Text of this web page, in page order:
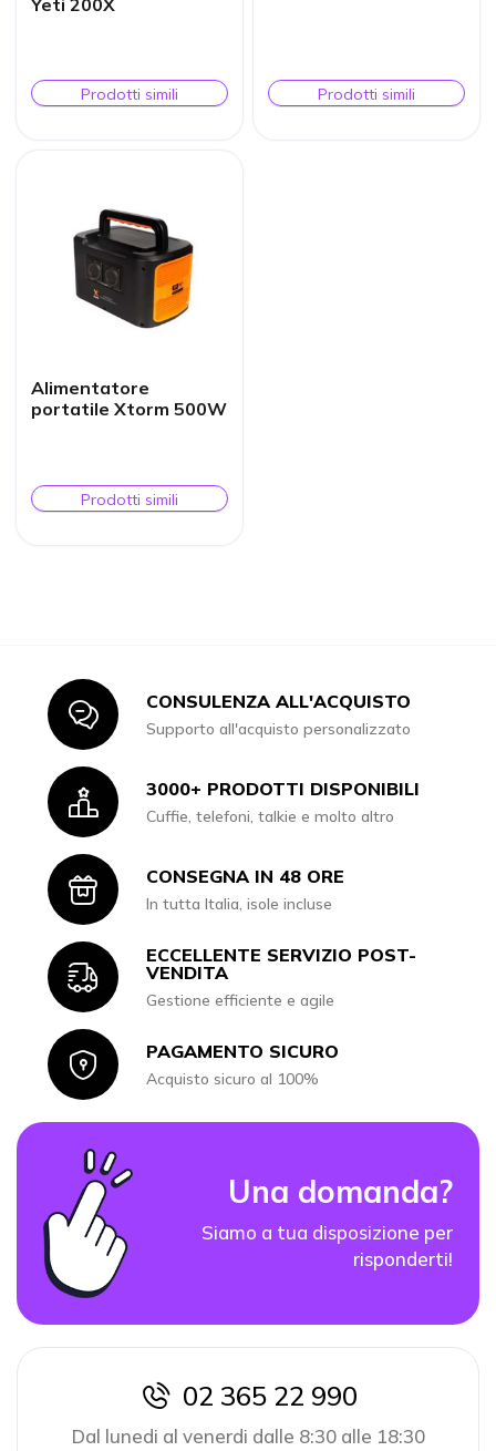
Prodotti simili Prodotti simili
Alimentatore
portatile Xtorm 500W
Prodotti simili
IconCONSULENZA ALL'ACQUISTO
Supporto all'acquisto personalizzato
Icon3000+ PRODOTTI DISPONIBILI
Cuffie, telefoni, talkie e molto altro
IconCONSEGNA IN 48 ORE
In tutta Italia, isole incluse
Icon
ECCELLENTE SERVIZIO POST-
VENDITA
Gestione efficiente e agile
IconPAGAMENTO SICURO
Acquisto sicuro al 100%
Una domanda?
Siamo a tua disposizione per
risponderti!
icon
02 365 22 990
Dal lunedi al venerdi dalle 8:30 alle 18:30